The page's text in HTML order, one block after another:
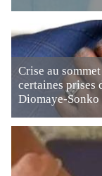
Crise au
certaines prises
Diomaye-Sonko